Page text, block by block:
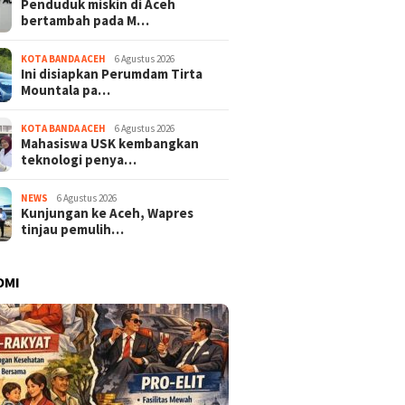
Penduduk miskin di Aceh
bertambah pada M…
KOTA BANDA ACEH 6 Agustus 2026
Ini disiapkan Perumdam Tirta
Mountala pa…
KOTA BANDA ACEH 6 Agustus 2026
Mahasiswa USK kembangkan
teknologi penya…
NEWS 6 Agustus 2026
Kunjungan ke Aceh, Wapres
tinjau pemulih…